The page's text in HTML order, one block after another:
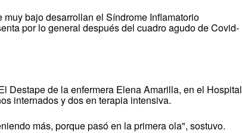
bajo desarrollan el Síndrome Inflamatorio
por lo general después del cuadro agudo de Covid-
Destape de la enfermera Elena Amarilla, en el Hospital
internados y dos en terapia intensiva.
más, porque pasó en la primera ola", sostuvo.